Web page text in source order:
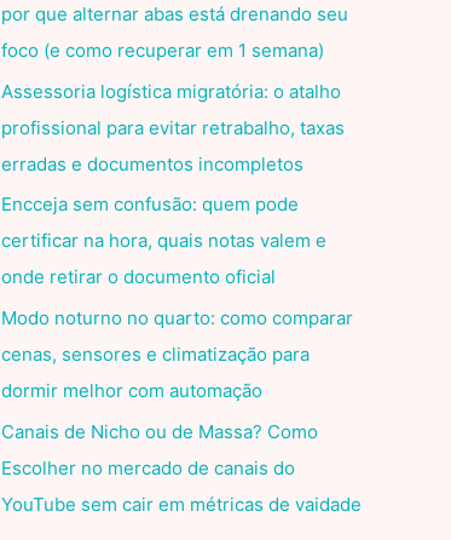
por que alternar abas está drenando seu
foco (e como recuperar em 1 semana)
Assessoria logística migratória: o atalho
profissional para evitar retrabalho, taxas
erradas e documentos incompletos
Encceja sem confusão: quem pode
certificar na hora, quais notas valem e
onde retirar o documento oficial
Modo noturno no quarto: como comparar
cenas, sensores e climatização para
dormir melhor com automação
Canais de Nicho ou de Massa? Como
Escolher no mercado de canais do
YouTube sem cair em métricas de vaidade